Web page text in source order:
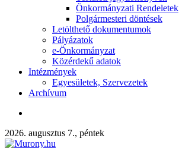
Önkormányzati Rendeletek
Polgármesteri döntések
Letölthető dokumentumok
Pályázatok
e-Önkormányzat
Közérdekű adatok
Intézmények
Egyesületek, Szervezetek
Archívum
2026. augusztus 7., péntek